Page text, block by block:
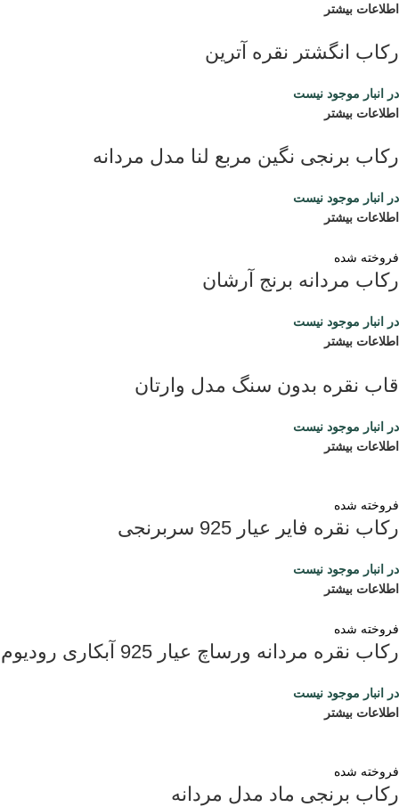
اطلاعات بیشتر
رکاب انگشتر نقره آترین
در انبار موجود نیست
اطلاعات بیشتر
رکاب برنجی نگین مربع لنا مدل مردانه
در انبار موجود نیست
اطلاعات بیشتر
فروخته شده
رکاب مردانه برنج آرشان
در انبار موجود نیست
اطلاعات بیشتر
قاب نقره بدون سنگ مدل وارتان
در انبار موجود نیست
اطلاعات بیشتر
فروخته شده
رکاب نقره فایر عیار 925 سربرنجی
در انبار موجود نیست
اطلاعات بیشتر
فروخته شده
رکاب نقره مردانه ورساچ عیار 925 آبکاری رودیوم
در انبار موجود نیست
اطلاعات بیشتر
فروخته شده
رکاب برنجی ماد مدل مردانه